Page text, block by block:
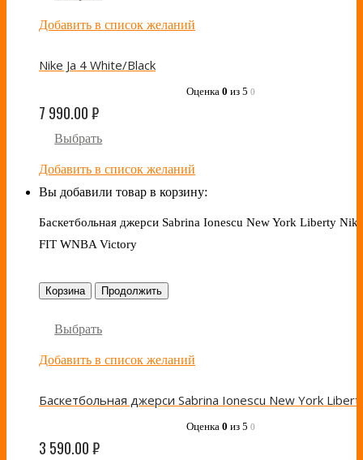
Добавить в список желаний
Nike Ja 4 White/Black
Оценка 0 из 5 0
7 990.00₽
Выбрать
Добавить в список желаний
Вы добавили товар в корзину:
Баскетбольная джерси Sabrina Ionescu New York Liberty
FIT WNBA Victory
Корзина Продолжить
Выбрать
Добавить в список желаний
Оценка 0 из 5 0
3 590.00₽